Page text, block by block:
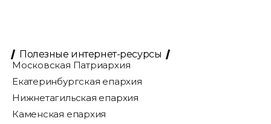
Полезные интернет-ресурсы
Московская Патриархия
Екатеринбургская епархия
Нижнетагильская епархия
Каменская епархия